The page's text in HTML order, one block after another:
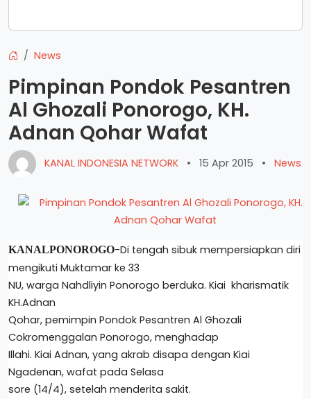
News
Pimpinan Pondok Pesantren
Al Ghozali Ponorogo, KH.
Adnan Qohar Wafat
KANAL INDONESIA NETWORK • 15 Apr 2015 • News
KANALPONOROGO-Di tengah sibuk mempersiapkan diri
mengikuti Muktamar ke 33
NU, warga Nahdliyin Ponorogo berduka. Kiai kharismatik
KH.Adnan
Qohar, pemimpin Pondok Pesantren Al Ghozali
Cokromenggalan Ponorogo, menghadap
Illahi. Kiai Adnan, yang akrab disapa dengan Kiai
Ngadenan, wafat pada Selasa
sore (14/4), setelah menderita sakit.